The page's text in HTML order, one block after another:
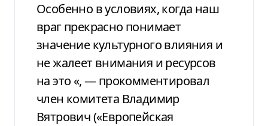
Особенно в условиях, когда наш
враг прекрасно понимает
значение культурного влияния и
не жалеет внимания и ресурсов
на это «, — прокомментировал
член комитета Владимир
Вятрович («Европейская